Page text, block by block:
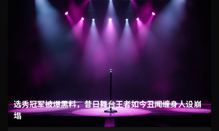
选秀冠军被爆黑料，昔日舞台王者如今丑闻缠身人设崩
塌